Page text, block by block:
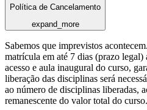
Política de Cancelamento
expand_more
Sabemos que imprevistos
matrícula em até 7 dias (prazo
acesso e aula inaugural do curso,
liberação das disciplinas será
ao número de disciplinas liberadas,
remanescente do valor total do curso.